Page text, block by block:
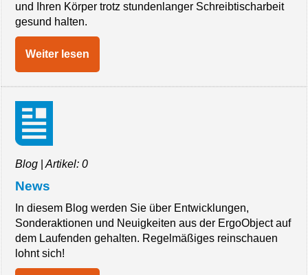
und Ihren Körper trotz stundenlanger Schreibtischarbeit
gesund halten.
Weiter lesen
Blog Artikel: 0
News
In diesem Blog werden Sie über Entwicklungen,
Sonderaktionen und Neuigkeiten aus der ErgoObject auf
dem Laufenden gehalten. Regelmäßiges reinschauen
lohnt sich!